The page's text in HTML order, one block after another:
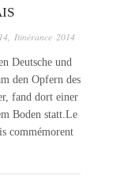
, Itinérance 2014
Deutsche und
den Opfern des
fand dort einer
Boden statt.Le
commémorent